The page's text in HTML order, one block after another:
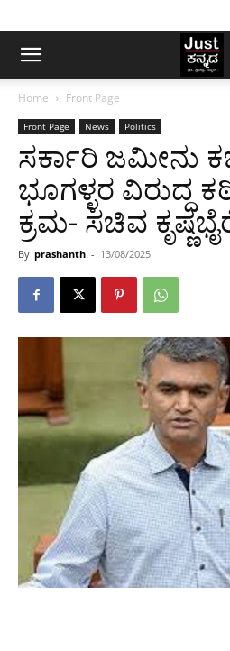
Home Front Page
Front Page News Politics
ಸರ್ಕಾರಿ ಜಮೀನು
ಭೂಗಳ್ಳರ ವಿರುದ್ದ
ಕ್ರಮ- ಸಚಿವ
By prashanth - 13/08/2025